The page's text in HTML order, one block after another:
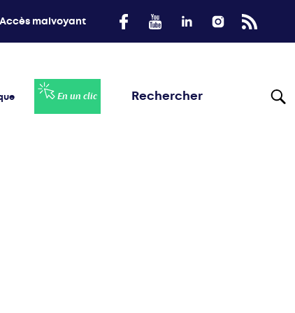
Accès malvoyant
En un clic